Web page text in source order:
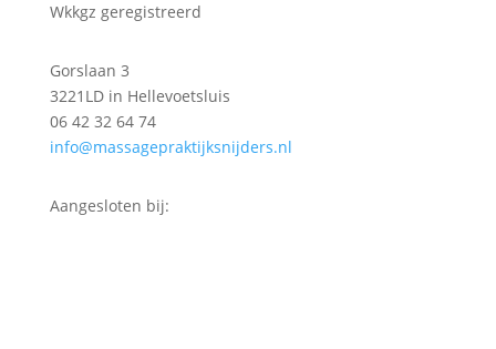
Wkkgz geregistreerd
Gorslaan 3
3221LD in Hellevoetsluis
06 42 32 64 74
info@massagepraktijksnijders.nl
Aangesloten bij: